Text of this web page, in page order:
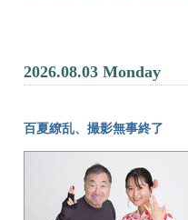
2026.08.03 Monday
百夏繚乱、撮影無事終了